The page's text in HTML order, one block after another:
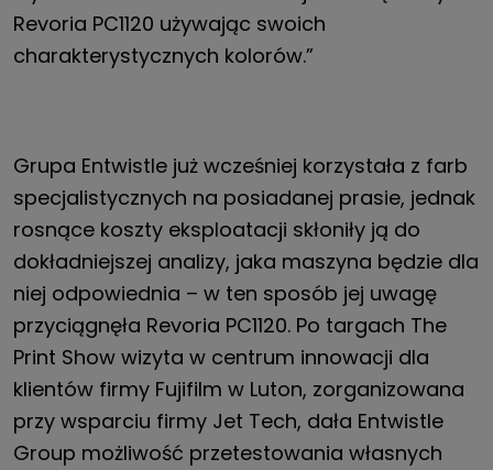
Revoria PC1120 używając swoich
charakterystycznych kolorów.”
Grupa Entwistle już wcześniej korzystała z farb
specjalistycznych na posiadanej prasie, jednak
rosnące koszty eksploatacji skłoniły ją do
dokładniejszej analizy, jaka maszyna będzie dla
niej odpowiednia – w ten sposób jej uwagę
przyciągnęła Revoria PC1120. Po targach The
Print Show wizyta w centrum innowacji dla
klientów firmy Fujifilm w Luton, zorganizowana
przy wsparciu firmy Jet Tech, dała Entwistle
Group możliwość przetestowania własnych